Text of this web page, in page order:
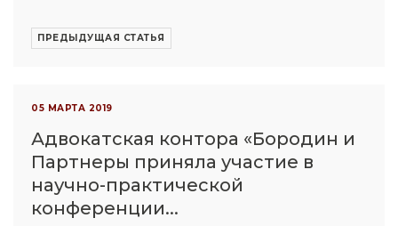
ПРЕДЫДУЩАЯ СТАТЬЯ
05 МАРТА 2019
Адвокатская контора «Бородин и
Партнеры приняла участие в
научно-практической
конференции...